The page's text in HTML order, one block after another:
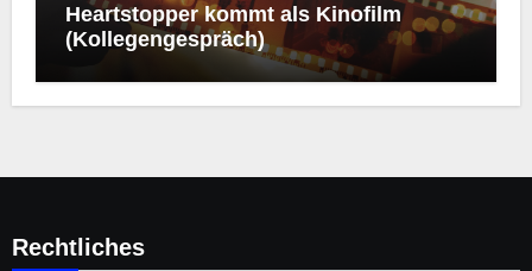
Heartstopper kommt als Kinofilm
(Kollegengespräch)
Rechtliches